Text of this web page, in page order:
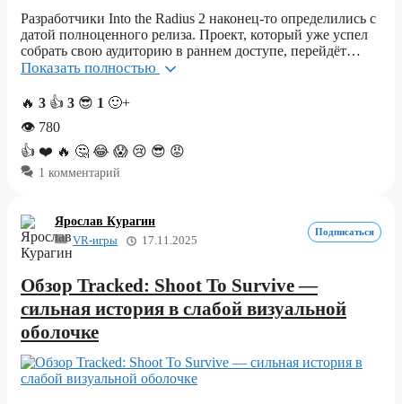
Разработчики Into the Radius 2 наконец-то определились с
датой полноценного релиза. Проект, который уже успел
собрать свою аудиторию в раннем доступе, перейдёт…
Показать полностью
🔥 3 👍 3 😎 1 🙂+
👁 780
👍 ❤️ 🔥 🤔 😂 😱 😢 😎 😡
1 комментарий
Ярослав Курагин
VR-игры
17.11.2025
Подписаться
Обзор Tracked: Shoot To Survive —
сильная история в слабой визуальной
оболочке